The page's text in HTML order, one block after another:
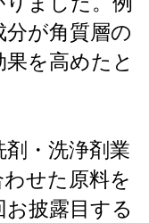
が角質層の
を高めたと
・洗浄剤業
せた原料を
披露目する